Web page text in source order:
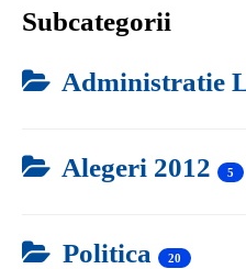
Subcategorii
Administratie
Alegeri 2012 5
Politica 20